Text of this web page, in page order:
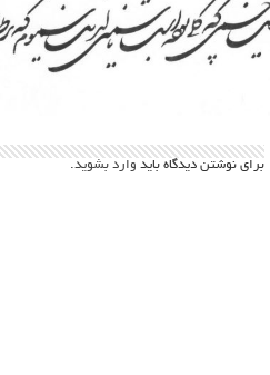
برای نوشتن دیدگاه باید وارد بشوید.